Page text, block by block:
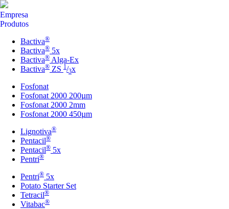
Empresa
Produtos
Bactiva®
Bactiva® 5x
Bactiva® Alga-Ex
Bactiva® ZS 1/3x
Fosfonat
Fosfonat 2000 200µm
Fosfonat 2000 2mm
Fosfonat 2000 450µm
Lignotiva®
Pentacil®
Pentacil® 5x
Pentri®
Pentri® 5x
Potato Starter Set
Tetracil®
Vitabac®